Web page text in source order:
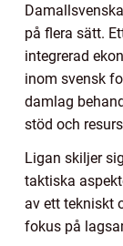
på flera sätt.
integrerad
inom svensk
damlag
stöd och
Ligan skiljer
taktiska
av ett tekniskt
fokus på